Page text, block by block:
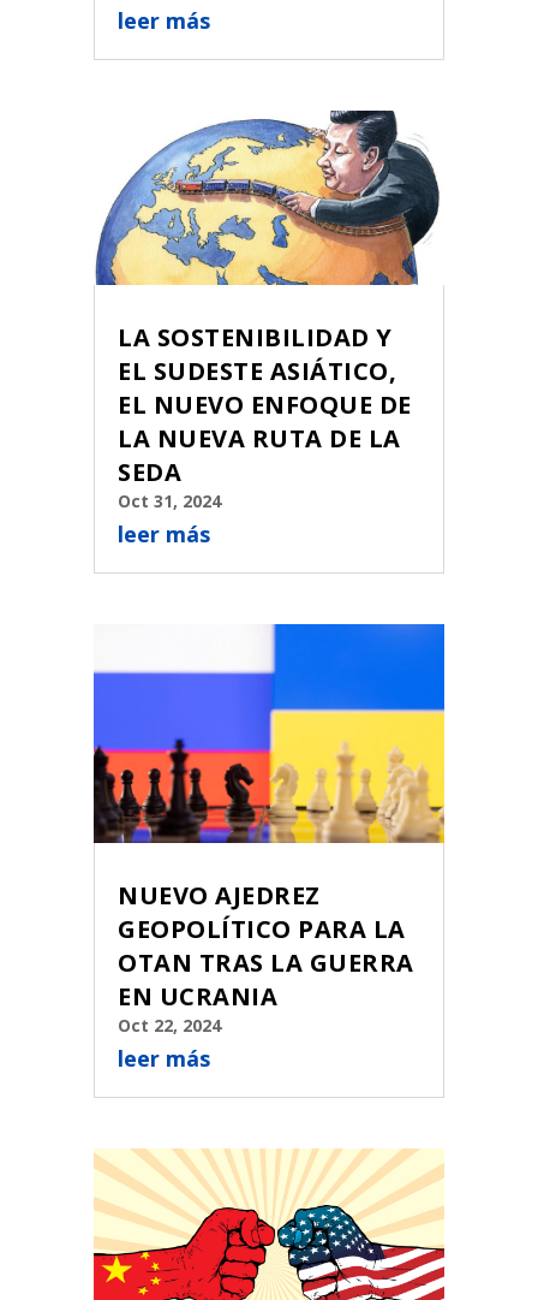
leer más
LA SOSTENIBILIDAD Y
EL SUDESTE ASIÁTICO,
EL NUEVO ENFOQUE DE
LA NUEVA RUTA DE LA
SEDA
Oct 31, 2024
leer más
NUEVO AJEDREZ
GEOPOLÍTICO PARA LA
OTAN TRAS LA GUERRA
EN UCRANIA
Oct 22, 2024
leer más